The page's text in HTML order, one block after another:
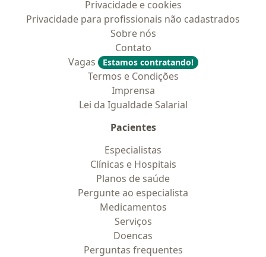
Privacidade e cookies
Privacidade para profissionais não cadastrados
Sobre nós
Contato
Vagas
Estamos contratando!
Termos e Condições
Imprensa
Lei da Igualdade Salarial
Pacientes
Especialistas
Clínicas e Hospitais
Planos de saúde
Pergunte ao especialista
Medicamentos
Serviços
Doencas
Perguntas frequentes